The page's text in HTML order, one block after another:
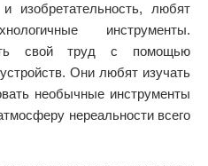
изобретательность, любят
инструменты.
свой труд с помощью
Они любят изучать
необычные инструменты
нереальности всего